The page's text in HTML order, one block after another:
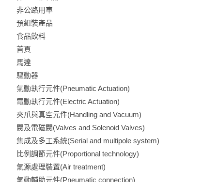
非公路用車
預組裝產品
食品飲料
首頁
馬達
驅動器
氣動執行元件(Pneumatic Actuation)
電動執行元件(Electric Actuation)
夾爪與真空元件(Handling and Vacuum)
閥及電磁閥(Valves and Solenoid Valves)
集成及多工系統(Serial and multipole system)
比例調節元件(Proportional technology)
氣源處理裝置(Air treatment)
氣動輔助元件(Pneumatic connection)